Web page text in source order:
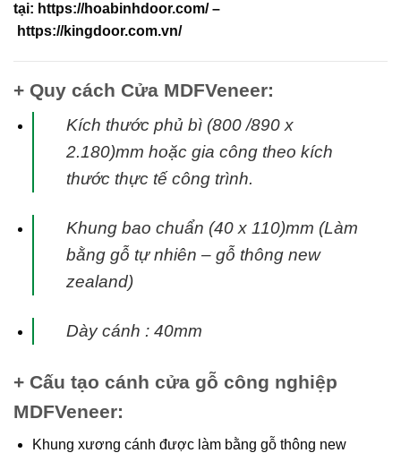
tại: https://hoabinhdoor.com/–
https://kingdoor.com.vn/
+ Quy cách Cửa MDFVeneer:
Kích thước phủ bì (800 /890 x
2.180)mm hoặc gia công theo kích
thước thực tế công trình.
Khung bao chuẩn (40 x 110)mm (Làm
bằng gỗ tự nhiên – gỗ thông new
zealand)
Dày cánh : 40mm
+ Cấu tạo cánh cửa gỗ công nghiệp
MDFVeneer:
Khung xương cánh được làm bằng gỗ thông new